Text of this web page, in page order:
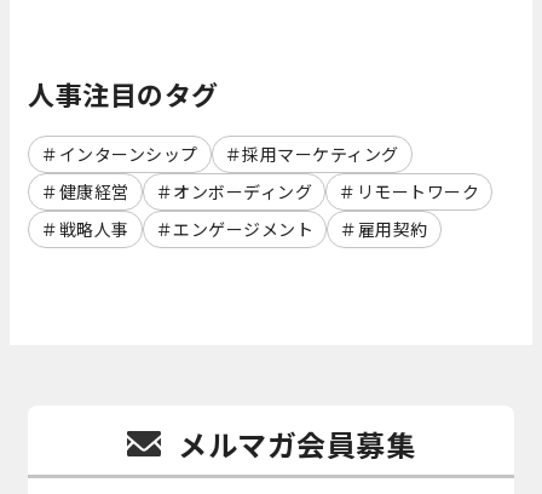
人事注目のタグ
インターンシップ
採用マーケティング
健康経営
オンボーディング
リモートワーク
戦略人事
エンゲージメント 雇用契約
メルマガ会員募集